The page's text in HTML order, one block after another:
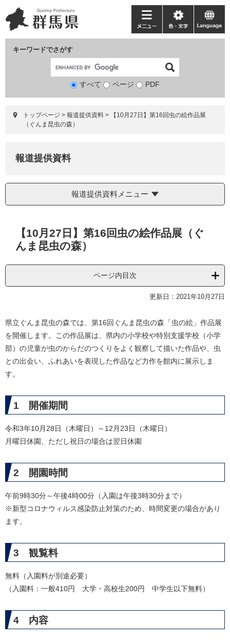
ー
ジ
ニ
ュ
て
キーワードでさがす
検
象
すべて ページ PDF
メ
ニ
ー
色・
文
language
トップページ > 報道提供資料 >
【10月27日】第16回虫の絵作品展
（ぐんま昆虫の森）
報道提供資料
報道提供資料メニュー
【10月27日】第16回虫の絵作品展（ぐ
んま昆虫の森）
ページ内目次
更新日：2021年10月27日
県立ぐんま昆虫の森では、第16回ぐんま昆虫の森「虫の絵」作品展
を開催します。この作品展は、県内の小学校や特別支援学校（小学
部）の児童が虫のからだのつくりをよく観察して描いた作品や、虫
との出会い、ふれあいを表現した作品など力作を館内に展示しま
す。
1 開催期間
令和3年10月28日（木曜日）～12月23日（木曜日）
月曜日休園、ただし祝日の場合は翌日休園
2 開園時間
午前9時30分～午後4時00分（入園は午後3時30分まで）
※新型コロナウィルス感染防止対策のため、時間変更の場合があり
ます。
3 観覧料
無料（入園料が別途必要）
（入園料：一般410円 大学・高校生200円 中学生以下無料）
4 内容